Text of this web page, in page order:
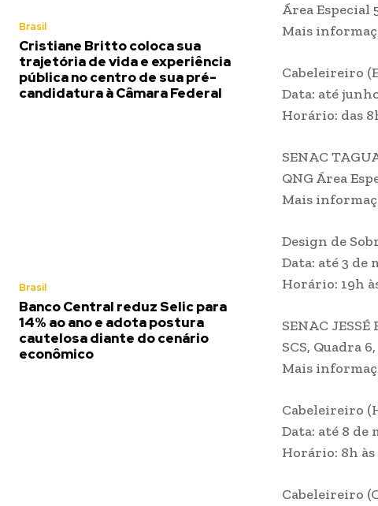
Brasil
Cristiane Britto coloca sua
trajetória de vida e experiência
pública no centro de sua pré-
candidatura à Câmara Federal
Brasil
Banco Central reduz Selic para
14% ao ano e adota postura
cautelosa diante do cenário
econômico
Área Especial
Mais
Cabeleireiro
Data: até
Horário: das
SENAC
QNG Área
Mais
Design de
Data: até 3 de
Horário: 19h
SENAC JESSÉ
SCS, Quadra
Mais
Cabeleireiro
Data: até 8 de
Horário: 8h às
Cabeleireiro